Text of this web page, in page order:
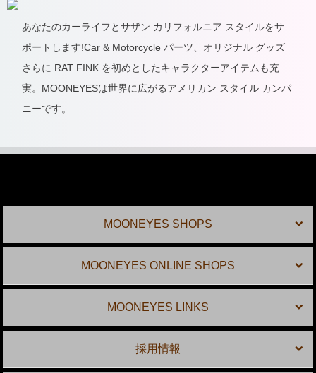
あなたのカーライフとサザン カリフォルニア スタイルをサ
ポートします!Car & Motorcycle パーツ、オリジナル グッズ
さらに RAT FINK を初めとしたキャラクターアイテムも充
実。MOONEYESは世界に広がるアメリカン スタイル カンパ
ニーです。
MOONEYES SHOPS
MOONEYES ONLINE SHOPS
MOONEYES LINKS
採用情報